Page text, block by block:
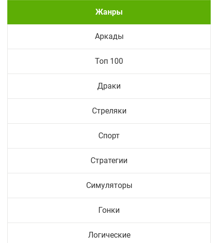
Жанры
Аркады
Топ 100
Драки
Стреляки
Спорт
Стратегии
Симуляторы
Гонки
Логические